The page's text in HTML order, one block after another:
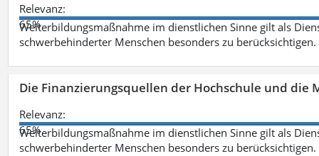
Relevanz:
65%
Weiterbildungsmaßnahme im dienstlichen Sinne gilt als
schwerbehinderter Menschen besonders zu berücksichtigen.
Die Finanzierungsquellen der Hochschule und die
Relevanz:
65%
Weiterbildungsmaßnahme im dienstlichen Sinne gilt als
schwerbehinderter Menschen besonders zu berücksichtigen.